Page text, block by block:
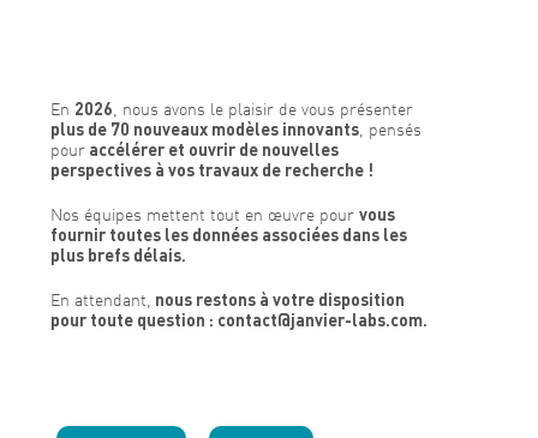
En 2026 , nous avons le plaisir de vous présenter
plus de 70 nouveaux modèles innovants , pensés
pour accélérer et ouvrir de nouvelles
perspectives à vos travaux de recherche !
Nos équipes mettent tout en œuvre pourvous
fournir toutes les données associées dans les
plus brefs délais.
En attendant, nous restons à votre disposition
pour toute question : contact@janvier-labs.com.